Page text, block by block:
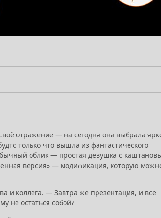
отражение — на сегодня она выбрала
только что вышла из фантастического
облик — простая девушка с
версия» — модификация, которую
и коллега. — Завтра же презентация, и все
не остаться собой?